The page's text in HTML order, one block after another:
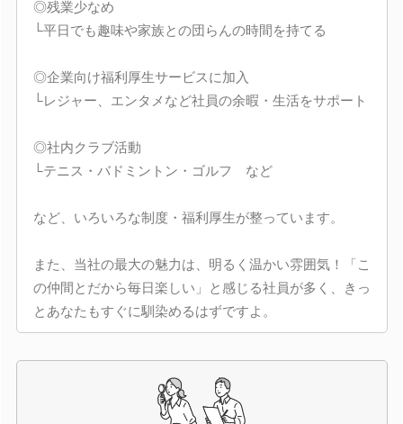
◎残業少なめ
└平日でも趣味や家族との団らんの時間を持てる
◎企業向け福利厚生サービスに加入
└レジャー、エンタメなど社員の余暇・生活をサポート
◎社内クラブ活動
└テニス・バドミントン・ゴルフ など
など、いろいろな制度・福利厚生が整っています。
また、当社の最大の魅力は、明るく温かい雰囲気！「こ
の仲間とだから毎日楽しい」と感じる社員が多く、きっ
とあなたもすぐに馴染めるはずですよ。